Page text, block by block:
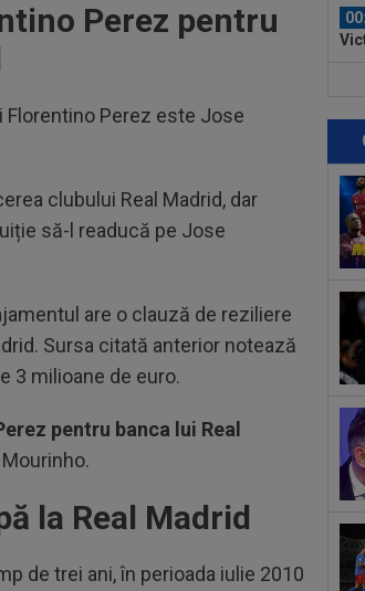
Perez pentru
Florentino Perez este Jose
clubului Real Madrid, dar
să-l readucă pe Jose
are o clauză de reziliere
Sursa citată anterior notează
3 milioane de euro.
pentru banca lui Real
la Real Madrid
de trei ani, în perioada iulie 2010
eu
din